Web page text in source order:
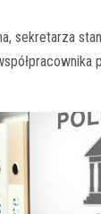
sekretarza